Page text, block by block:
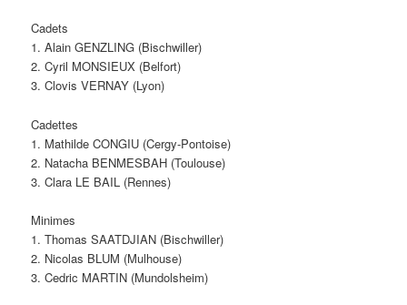
Cadets
1. Alain GENZLING (Bischwiller)
2. Cyril MONSIEUX (Belfort)
3. Clovis VERNAY (Lyon)
Cadettes
1. Mathilde CONGIU (Cergy-Pontoise)
2. Natacha BENMESBAH (Toulouse)
3. Clara LE BAIL (Rennes)
Minimes
1. Thomas SAATDJIAN (Bischwiller)
2. Nicolas BLUM (Mulhouse)
3. Cedric MARTIN (Mundolsheim)